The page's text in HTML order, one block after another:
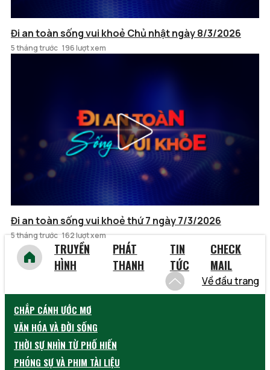
Đi an toàn sống vui khoẻ Chủ nhật ngày 8/3/2026
5 tháng trước 196 lượt xem
Đi an toàn sống vui khoẻ thứ 7 ngày 7/3/2026
5 tháng trước 162 lượt xem
TRUYỀN
HÌNH
PHÁT
THANH
TIN
TỨC
CHECK
MAIL
Về đầu trang
CHẮP CÁNH ƯỚC MƠ
VĂN HÓA VÀ ĐỜI SỐNG
THỜI SỰ NHÌN TỪ PHỐ HIẾN
PHÓNG SỰ VÀ PHIM TÀI LIỆU